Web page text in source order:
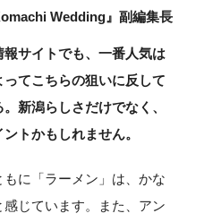
Wedding』副編集長
サイトでも、一番人気は
てこちらの狙いに反して
新潟らしさだけでなく、
トかもしれません。
に「ラーメン」は、かな
じています。また、アン